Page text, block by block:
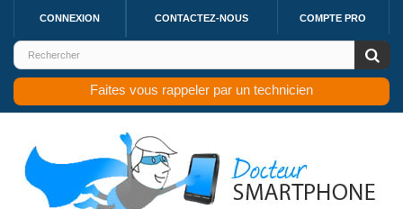
CONNEXION CONTACTEZ-NOUS COMPTE PRO
Faites vous rappeler par un technicien